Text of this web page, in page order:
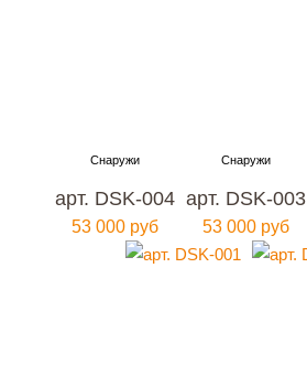
арт. DSK-004
53 000 руб
арт. DSK-003
53 000 руб